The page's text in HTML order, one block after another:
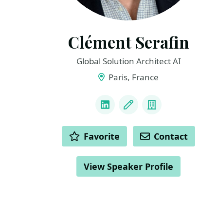
Clément Serafin
Global Solution Architect AI
Paris, France
LinkedInBlog Company
ACTIONS Favorite Contact
View Speaker Profile